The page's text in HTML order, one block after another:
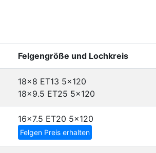
Felgengröße und Lochkreis
18x8 ET13 5x120
18x9.5 ET25 5x120
16x7.5 ET20 5x120
Felgen Preis erhalten